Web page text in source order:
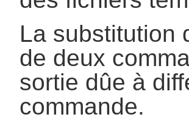
La substitution
de deux
sortie dûe à
commande.